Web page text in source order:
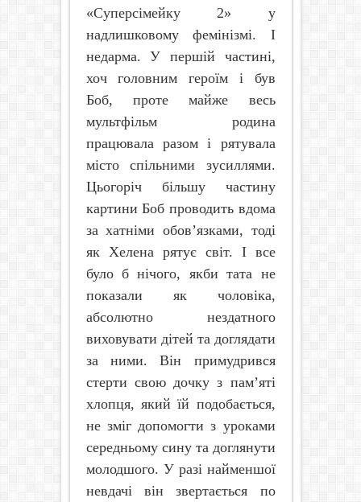
«Суперсімейку 2» у
надлишковому фемінізмі. І
недарма. У першій частині,
хоч головним героїм і був
Боб, проте майже весь
мультфільм родина
працювала разом і рятувала
місто спільними зусиллями.
Цьогоріч більшу частину
картини Боб проводить вдома
за хатніми обов’язками, тоді
як Хелена рятує світ. І все
було б нічого, якби тата не
показали як чоловіка,
абсолютно нездатного
виховувати дітей та доглядати
за ними. Він примудрився
стерти свою дочку з пам’яті
хлопця, який їй подобається,
не зміг допомогти з уроками
середньому сину та доглянути
молодшого. У разі найменшої
невдачі він звертається по